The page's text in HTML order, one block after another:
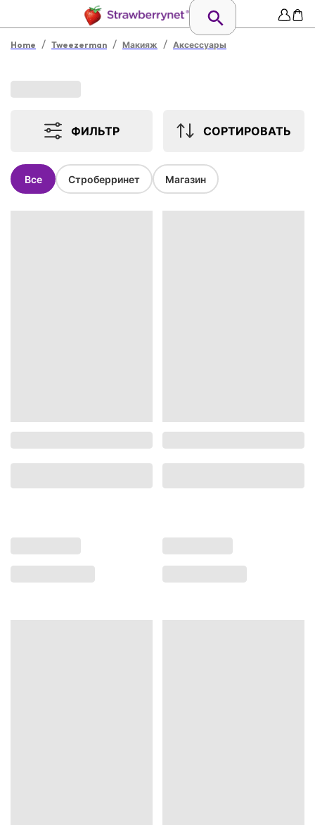
Home / Tweezerman / Макияж / Аксессуары
ФИЛЬТР СОРТИРОВАТЬ
Все Строберринет Магазин